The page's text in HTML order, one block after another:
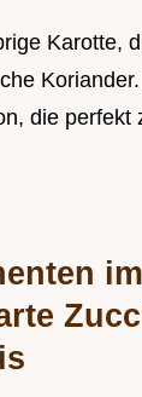
Karotte,
die perfekt
im